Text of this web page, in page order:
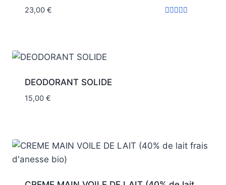
23,00 €
DEODORANT SOLIDE
15,00 €